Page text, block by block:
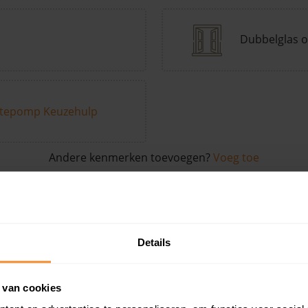
Details
cookies
Dubbelglas
Keuzehulp
Andere kenmerken toevoegen? Voeg toe
de buurt